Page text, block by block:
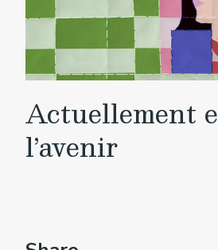
Actuellement
l’avenir